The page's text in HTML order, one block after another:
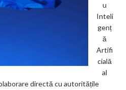
u
Inteli
genț
ă
Artifi
cială
al
directă cu autoritățile